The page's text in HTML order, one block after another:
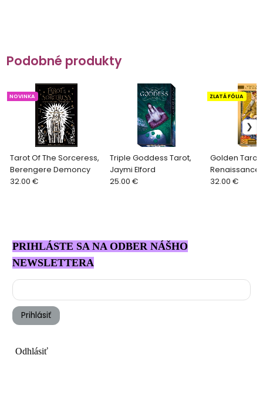
Podobné produkty
Tarot Of The Sorceress,
Berengere Demoncy
NOVINKA
32.00 €
Triple Goddess Tarot,
Jaymi Elford
25.00 €
Golden Tarot
Renaissance
ZLATÁ FÓLIA
32.00 €
PRIHLÁSTE SA NA ODBER NÁŠHO
NEWSLETTERA
Prihlásiť
Odhlásiť